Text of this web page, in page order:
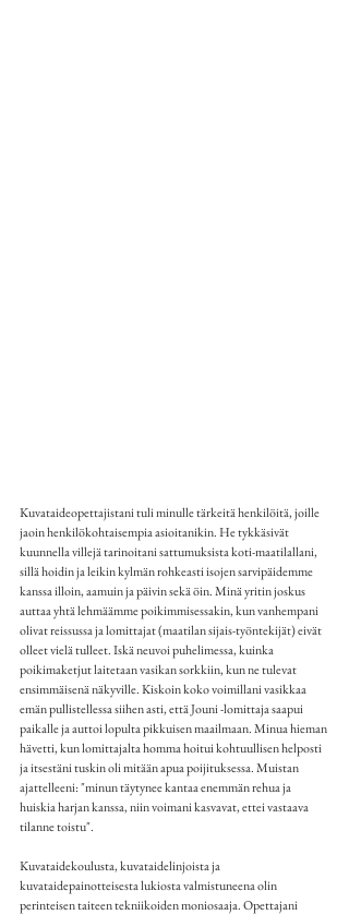
Kuvataideopettajistani tuli minulle tärkeitä henkilöitä, joille
jaoin henkilökohtaisempia asioitanikin. He tykkäsivät
kuunnella villejä tarinoitani sattumuksista koti-maatilallani,
sillä hoidin ja leikin kylmän rohkeasti isojen sarvipäidemme
kanssa illoin, aamuin ja päivin sekä öin. Minä yritin joskus
auttaa yhtä lehmäämme poikimmisessakin, kun vanhempani
olivat reissussa ja lomittajat (maatilan sijais-työntekijät) eivät
olleet vielä tulleet. Iskä neuvoi puhelimessa, kuinka
poikimaketjut laitetaan vasikan sorkkiin, kun ne tulevat
ensimmäisenä näkyville. Kiskoin koko voimillani vasikkaa
emän pullistellessa siihen asti, että Jouni -lomittaja saapui
paikalle ja auttoi lopulta pikkuisen maailmaan. Minua hieman
hävetti, kun lomittajalta homma hoitui kohtuullisen helposti
ja itsestäni tuskin oli mitään apua poijituksessa. Muistan
ajattelleeni: "minun täytynee kantaa enemmän rehua ja
huiskia harjan kanssa, niin voimani kasvavat, ettei vastaava
tilanne toistu".
Kuvataidekoulusta, kuvataidelinjoista ja
kuvataidepainotteisesta lukiosta valmistuneena olin
perinteisen taiteen tekniikoiden moniosaaja. Opettajani